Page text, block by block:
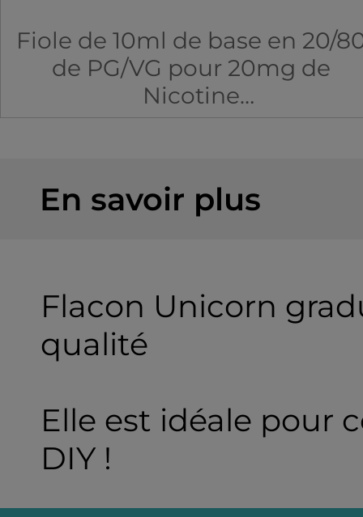
Fiole de 10ml de base en 20/
de PG/VG pour 20mg de
Nicotine
En savoir plus
Flacon Unicorn
qualité
Elle est idéale pour
DIY !